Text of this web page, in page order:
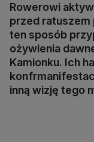
Rowerowi
przed ratuszem
ten sposób
ożywienia
Kamionku. Ich
inną wizję tego